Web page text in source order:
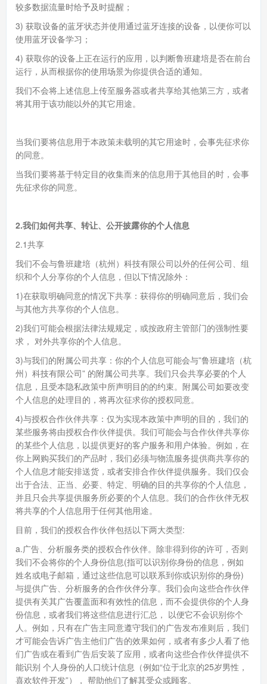
较多数据流量时给予及时提醒；
3) 获取设备的蓝牙状态并使用通过蓝牙连接的设备，以便你可以
使用蓝牙设备学习；
4) 获取你的设备上正在运行的应用，以判断鲁班建培是否在前台
运行，从而根据你的使用场景为你提供合适的通知。
我们不会将上述信息上传至服务器或者共享给其他第三方，或者
将其用于该功能以外的其它用途。
当我们要将信息用于本政策未载明的其它用途时，会事先征求你
的同意。
当我们要将基于特定目的收集而来的信息用于其他目的时，会事
先征求你的同意。
2.我们如何共享、转让、公开披露你的个人信息
2.1共享
我们不会与鲁班建培（杭州）科技有限公司以外的任何公司、组
织和个人分享你的个人信息，但以下情况除外：
1)在获取明确同意的情况下共享：获得你的明确同意后，我们会
与其他方共享你的个人信息。
2)我们可能会根据法律法规规定，或按政府主管部门的强制性要
求， 对外共享你的个人信息。
3)与我们的附属公司共享：你的个人信息可能会与”鲁班建培（杭
州）科技有限公司” 的附属公司共享。我们只会共享必要的个人
信息，且受本隐私政策中所声明目的的约束。附属公司如要改变
个人信息的处理目的，将再次征求你的授权同意。
4)与授权合作伙伴共享：仅为实现本政策中声明的目的，我们的
某些服务将由授权合作伙伴提供。我们可能会与合作伙伴共享你
的某些个人信息，以提供更好的客户服务和用户体验。例如，在
你上网购买我们的产品时，我们必须与物流服务提供商共享你的
个人信息才能安排送货，或者安排合作伙伴提供服务。我们仅会
出于合法、正当、必要、特定、明确的目的共享你的个人信息，
并且只会共享提供服务所必要的个人信息。我们的合作伙伴无权
将共享的个人信息用于任何其他用途。
目前，我们的授权合作伙伴包括以下两大类型:
a.广告、分析服务类的授权合作伙伴。除非得到你的许可，否则
我们不会将你的个人身份信息(指可以识别你身份的信息，例如
姓名或电子邮箱，通过这些信息可以联系到你或识别你的身份)
与提供广告、分析服务的合作伙伴分享。我们会向这些合作伙伴
提供有关其广告覆盖面和有效性的信息，而不会提供你的个人身
份信息，或者我们将这些信息进行汇总， 以便它不会识别你个
人。例如，只有在广告主同意遵守我们的广告发布准则后，我们
才可能会告诉广告主他们广告的效果如何，或者有多少人看了他
们广告或在看到广告后安装了应用，或者向这些合作伙伴提供不
能识别 个人身份的人口统计信息（例如“位于北京的25岁男性，
喜欢软件开发”）， 帮助他们了解其受众或顾客。